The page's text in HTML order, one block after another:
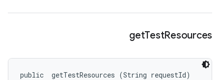
getTestResources
public getTestResources (String requestId)